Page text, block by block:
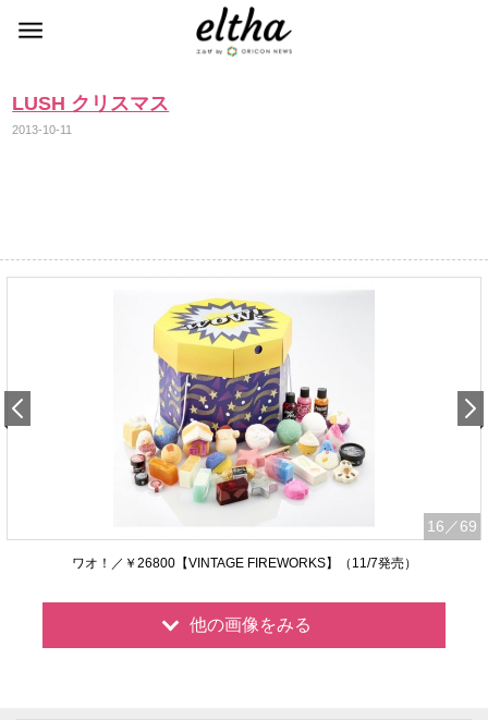
LUSH クリスマス
2013-10-11
16 ／69
ワオ！／￥26800【VINTAGE FIREWORKS】（11/7発売）
他の画像をみる